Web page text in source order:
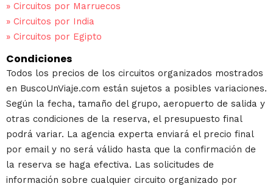
» Circuitos por Marruecos
» Circuitos por India
» Circuitos por Egipto
Condiciones
Todos los precios de los circuitos organizados mostrados
en BuscoUnViaje.com están sujetos a posibles variaciones.
Según la fecha, tamaño del grupo, aeropuerto de salida y
otras condiciones de la reserva, el presupuesto final
podrá variar. La agencia experta enviará el precio final
por email y no será válido hasta que la confirmación de
la reserva se haga efectiva. Las solicitudes de
información sobre cualquier circuito organizado por